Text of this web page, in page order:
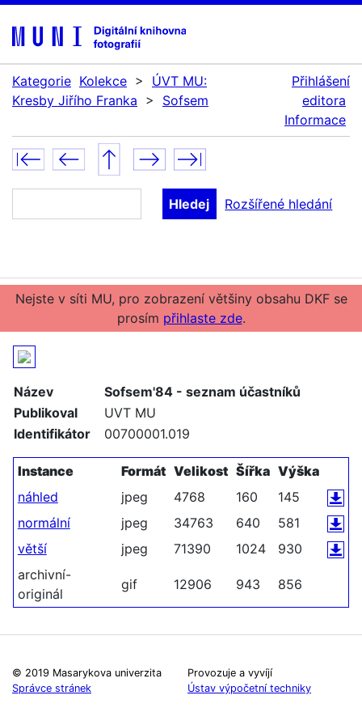
Kategorie Kolekce >
ÚVT MU:
Kresby Jiřího Franka > Sofsem
Přihlášení
editora
Informace
Rozšířené hledání
Nejste v síti MU, pro zobrazení většiny obsahu DKF se
prosím přihlaste zde.
Název
Sofsem'84 - seznam účastníků
Publikoval
UVT MU
Identifikátor
00700001.019
Instance Formát Velikost Šířka Výška
náhled
jpeg 4768 160
145
normální
jpeg 34763 640
581
větší
jpeg 71390 1024
930
archivní-
originál
gif 12906 943 856
© 2019 Masarykova univerzita
Správce stránek
Provozuje a vyvíjí
Ústav výpočetní techniky